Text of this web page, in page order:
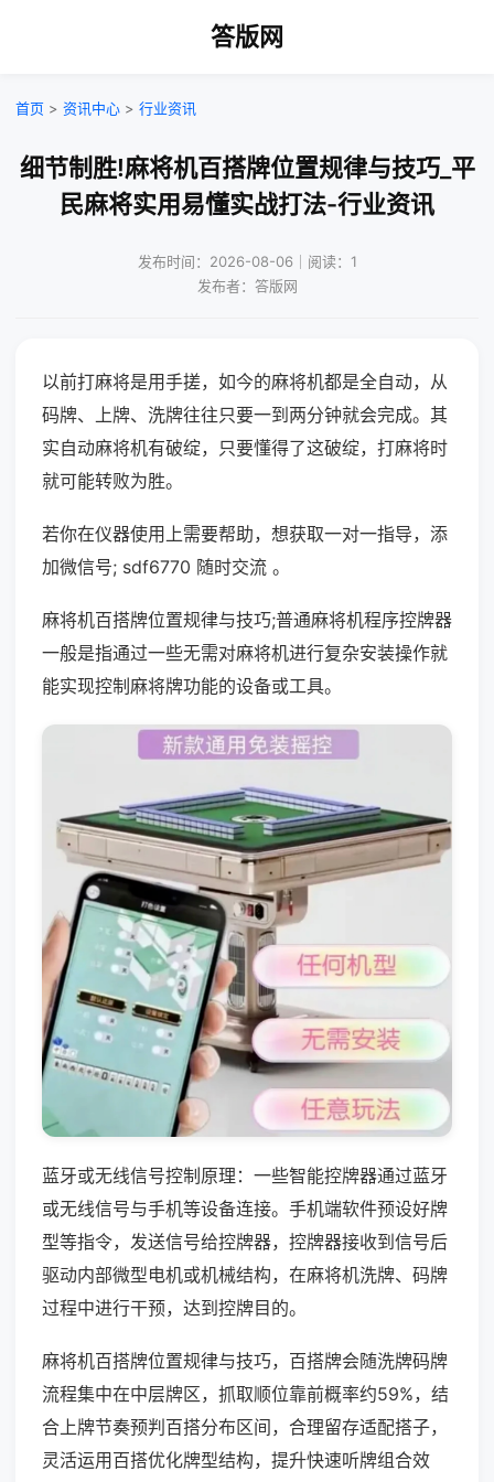
答版网
首页 > 资讯中心 > 行业资讯
细节制胜!麻将机百搭牌位置规律与技巧_平
民麻将实用易懂实战打法-行业资讯
发布时间：2026-08-06｜阅读：1
发布者：答版网
以前打麻将是用手搓，如今的麻将机都是全自动，从
码牌、上牌、洗牌往往只要一到两分钟就会完成。其
实自动麻将机有破绽，只要懂得了这破绽，打麻将时
就可能转败为胜。
若你在仪器使用上需要帮助，想获取一对一指导，添
加微信号; sdf6770 随时交流 。
麻将机百搭牌位置规律与技巧;普通麻将机程序控牌器
一般是指通过一些无需对麻将机进行复杂安装操作就
能实现控制麻将牌功能的设备或工具。
蓝牙或无线信号控制原理：一些智能控牌器通过蓝牙
或无线信号与手机等设备连接。手机端软件预设好牌
型等指令，发送信号给控牌器，控牌器接收到信号后
驱动内部微型电机或机械结构，在麻将机洗牌、码牌
过程中进行干预，达到控牌目的。
麻将机百搭牌位置规律与技巧，百搭牌会随洗牌码牌
流程集中在中层牌区，抓取顺位靠前概率约59%，结
合上牌节奏预判百搭分布区间，合理留存适配搭子，
灵活运用百搭优化牌型结构，提升快速听牌组合效